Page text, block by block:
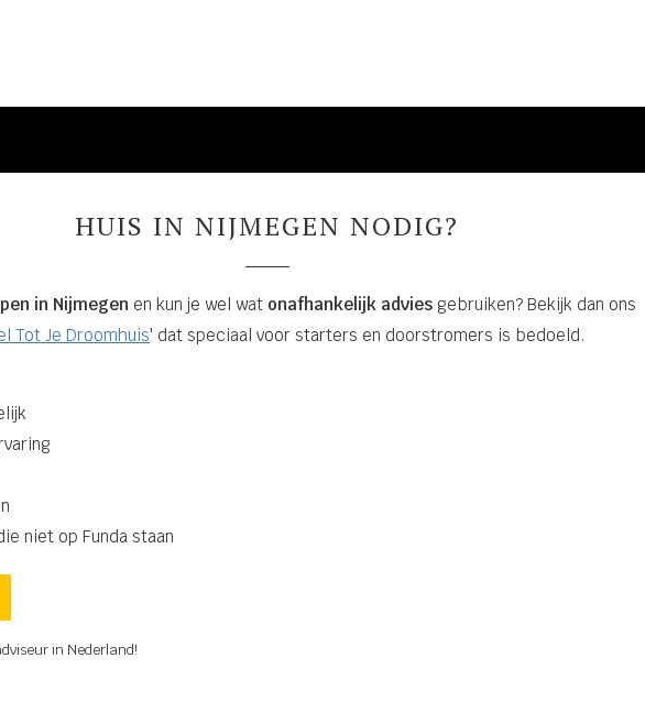
HUIS IN NIJMEGEN NODIG?
in Nijmegen en kun je wel wat onafhankelijk advies gebruiken? Bekijk dan ons
Tot Je Droomhuis' dat speciaal voor starters en doorstromers is bedoeld.
niet op Funda staan
in Nederland!